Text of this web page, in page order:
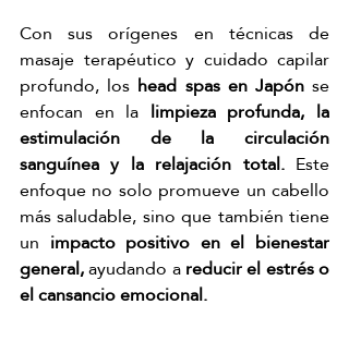
Con sus orígenes en técnicas de
masaje terapéutico y cuidado capilar
profundo, los head spas en Japón se
enfocan en la limpieza profunda, la
estimulación de la circulación
sanguínea y la relajación total. Este
enfoque no solo promueve un cabello
más saludable, sino que también tiene
un impacto positivo en el bienestar
general, ayudando a reducir el estrés o
el cansancio emocional.